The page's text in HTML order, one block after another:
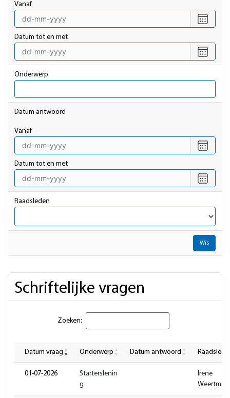
vanaf
een
vanaf
Datum tot en met
een
tot
met
Onderwerp
Datum antwoord
vanaf
een
vanaf
Datum tot en met
een
tot
en
met
Raadsleden
Wis
Schriftelijke vragen
Zoeken:
Datum vraag Onderwerp Datum antwoord
01-07-2026
Starterslenin
g
Irene
Weertman